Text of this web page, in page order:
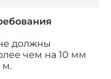
должны
чем на 10 мм
м.